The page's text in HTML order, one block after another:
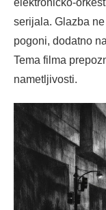
elektroničko-
serijala. Glazba
pogoni, dodatno
Tema filma
nametljivosti.